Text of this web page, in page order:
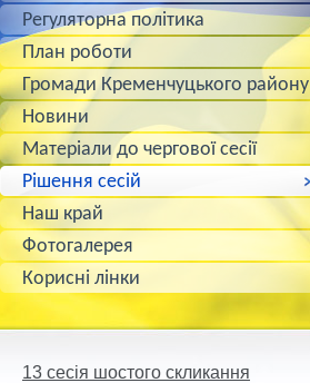
Регуляторна політика
План роботи
Громади Кременчуцького району
Новини
Матеріали до чергової сесії
Рішення сесій
Наш край
Фотогалерея
Корисні лінки
13 сесія шостого скликання